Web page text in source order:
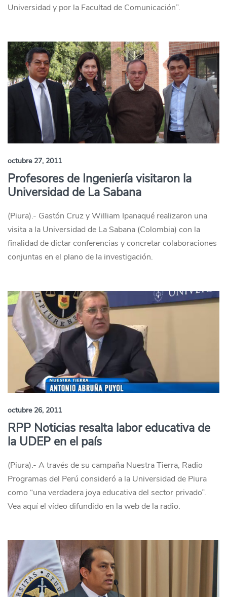
Universidad y por la Facultad de Comunicación”.
octubre 27, 2011
Profesores de Ingeniería visitaron la
Universidad de La Sabana
(Piura).- Gastón Cruz y William Ipanaqué realizaron una
visita a la Universidad de La Sabana (Colombia) con la
finalidad de dictar conferencias y concretar colaboraciones
conjuntas en el plano de la investigación.
octubre 26, 2011
RPP Noticias resalta labor educativa de
la UDEP en el país
(Piura).- A través de su campaña Nuestra Tierra, Radio
Programas del Perú consideró a la Universidad de Piura
como “una verdadera joya educativa del sector privado”.
Vea aquí el vídeo difundido en la web de la radio.